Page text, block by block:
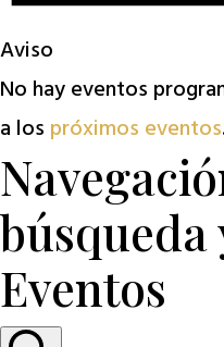
Aviso
No hay eventos
a los próximos eventos
búsqueda
Eventos